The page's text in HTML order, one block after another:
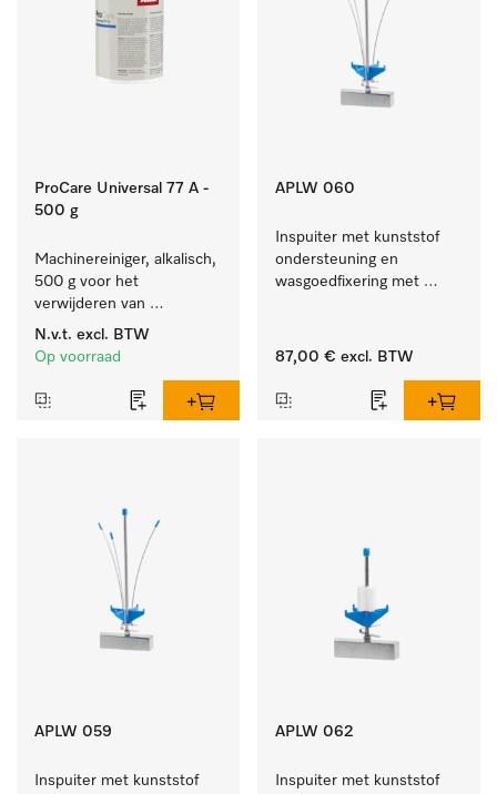
ProCare Universal 77 A -
500 g
Machinereiniger, alkalisch,
500 g voor het
verwijderen van
hardnekkige
zetmeelaanslag.
N.v.t. excl. BTW
Op voorraad
APLW 060
Inspuiter met kunststof
ondersteuning en
wasgoedfixering met
87,00 € excl. BTW
APLW 059
Inspuiter met kunststof
APLW 062
Inspuiter met kunststof